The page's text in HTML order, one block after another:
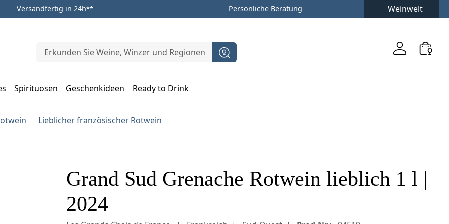
Versandfertig in 24h** Persönliche Beratung Weinwelt
Spirituosen Geschenkideen
Ready to Drink
Lieblicher französischer Rotwein
Grand Sud Grenache Rotwein lieblich 1 l |
2024